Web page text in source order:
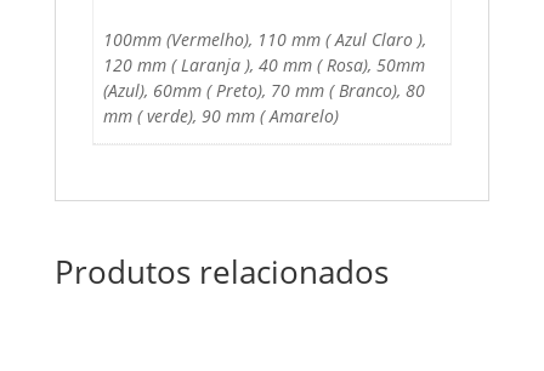
100mm (Vermelho), 110 mm ( Azul Claro ),
120 mm ( Laranja ), 40 mm ( Rosa), 50mm
(Azul), 60mm ( Preto), 70 mm ( Branco), 80
mm ( verde), 90 mm ( Amarelo)
Produtos relacionados